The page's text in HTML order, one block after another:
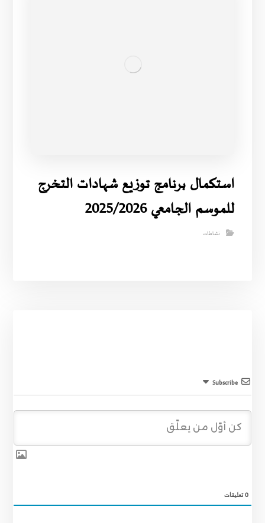
استكمال برنامج توزيع شهادات التخرج
للموسم الجامعي 2025/2026
نشاطات
Subscribe
0تعليقات